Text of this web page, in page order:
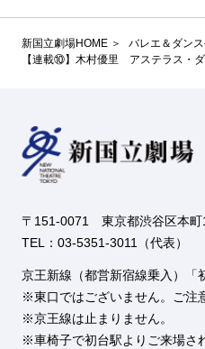
新国立劇場HOME
バレエ＆ダン
【連載⑩】木村優里 アステラス・
〒151-0071 東京都渋谷区本町
TEL：03-5351-3011（代表）
京王新線（都営新宿線乗入）「
東口ではございません。ご注
京王線は止まりません。
車椅子で初台駅よりご来場さ